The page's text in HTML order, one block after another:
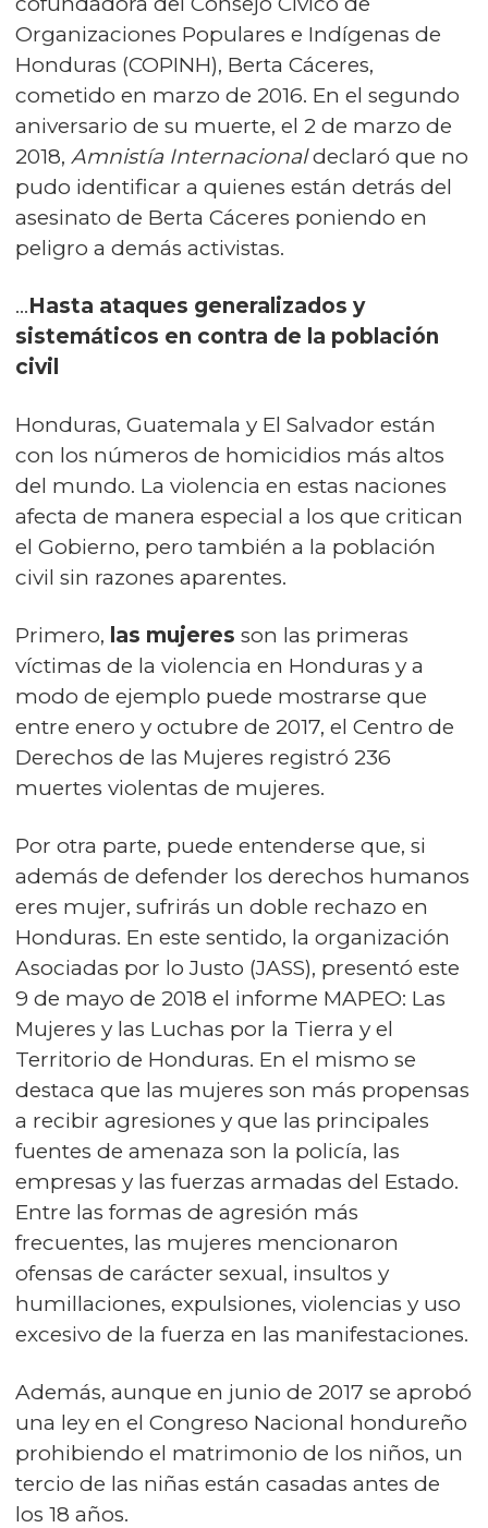
Organizaciones Populares e Indígenas de
Honduras (COPINH), Berta Cáceres,
cometido en marzo de 2016. En el segundo
aniversario de su muerte, el 2 de marzo de
2018, Amnistía Internacionaldeclaró que no
pudo identificar a quienes están detrás del
asesinato de Berta Cáceres poniendo en
peligro a demás activistas.
…Hasta ataques generalizados y
sistemáticos en contra de la población
civil
Honduras, Guatemala y El Salvador están
con los números de homicidios más altos
del mundo. La violencia en estas naciones
afecta de manera especial a los que critican
el Gobierno, pero también a la población
civil sin razones aparentes.
Primero, las mujeres son las primeras
víctimas de la violencia en Honduras y a
modo de ejemplo puede mostrarse que
entre enero y octubre de 2017, el Centro de
Derechos de las Mujeres registró 236
muertes violentas de mujeres.
Por otra parte, puede entenderse que, si
además de defender los derechos humanos
eres mujer, sufrirás un doble rechazo en
Honduras. En este sentido, la organización
Asociadas por lo Justo (JASS), presentó este
9 de mayo de 2018 el informe MAPEO: Las
Mujeres y las Luchas por la Tierra y el
Territorio de Honduras. En el mismo se
destaca que las mujeres son más propensas
a recibir agresiones y que las principales
fuentes de amenaza son la policía, las
empresas y las fuerzas armadas del Estado.
Entre las formas de agresión más
frecuentes, las mujeres mencionaron
ofensas de carácter sexual, insultos y
humillaciones, expulsiones, violencias y uso
excesivo de la fuerza en las manifestaciones.
Además, aunque en junio de 2017 se aprobó
una ley en el Congreso Nacional hondureño
prohibiendo el matrimonio de los niños, un
tercio de las niñas están casadas antes de
los 18 años.